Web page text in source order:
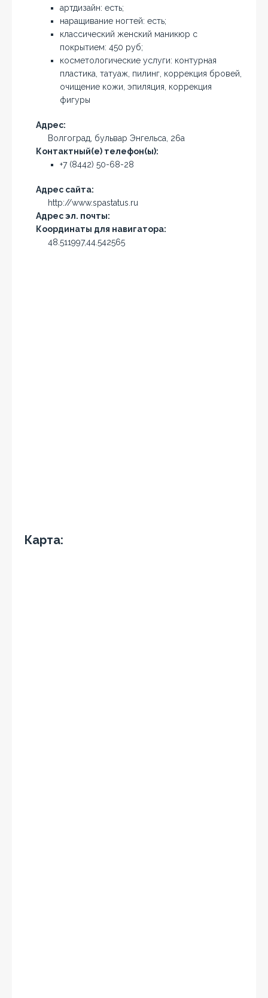
артдизайн: есть;
наращивание ногтей: есть;
классический женский маникюр с
покрытием: 450 руб;
косметологические услуги: контурная
пластика, татуаж, пилинг, коррекция бровей,
очищение кожи, эпиляция, коррекция
фигуры
Адрес:
Волгоград, бульвар Энгельса, 26а
Контактный(е) телефон(ы):
+7 (8442) 50-68-28
Адрес сайта:
http://www.spastatus.ru
Адрес эл. почты:
Координаты для навигатора:
48.511997,44.542565
Карта: